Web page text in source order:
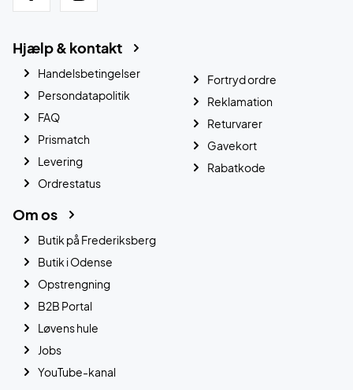
Hjælp & kontakt
Handelsbetingelser
Persondatapolitik
FAQ
Prismatch
Levering
Ordrestatus
Fortryd ordre
Reklamation
Returvarer
Gavekort
Rabatkode
Om os
Butik på Frederiksberg
Butik i Odense
Opstrengning
B2B Portal
Løvens hule
Jobs
YouTube-kanal